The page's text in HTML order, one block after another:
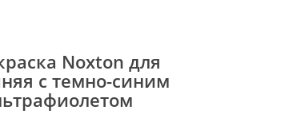
Noxton для
с темно-синим